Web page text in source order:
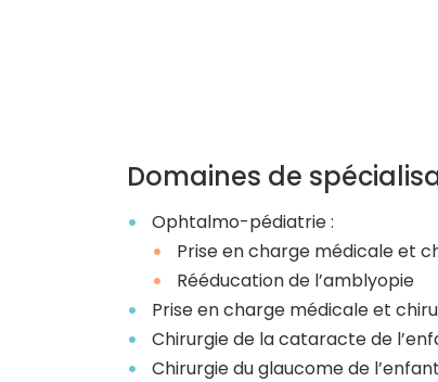
Domaines de
Ophtalmo-pédiatrie :
Prise en charge médicale et
Rééducation de l’amblyopie
Prise en charge médicale et
Chirurgie de la cataracte de
Chirurgie du glaucome de